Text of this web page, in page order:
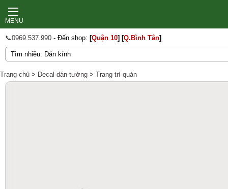
MENU
📞0969.537.990 - Đến shop: [Quận 10] [Q.Bình Tân]
Trang chủ > Decal dán tường > Trang trí quán